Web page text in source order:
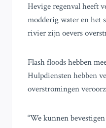
Hevige regenval heeft
modderig water en het
rivier zijn oevers
Flash floods hebben
Hulpdiensten hebben
overstromingen
“We kunnen